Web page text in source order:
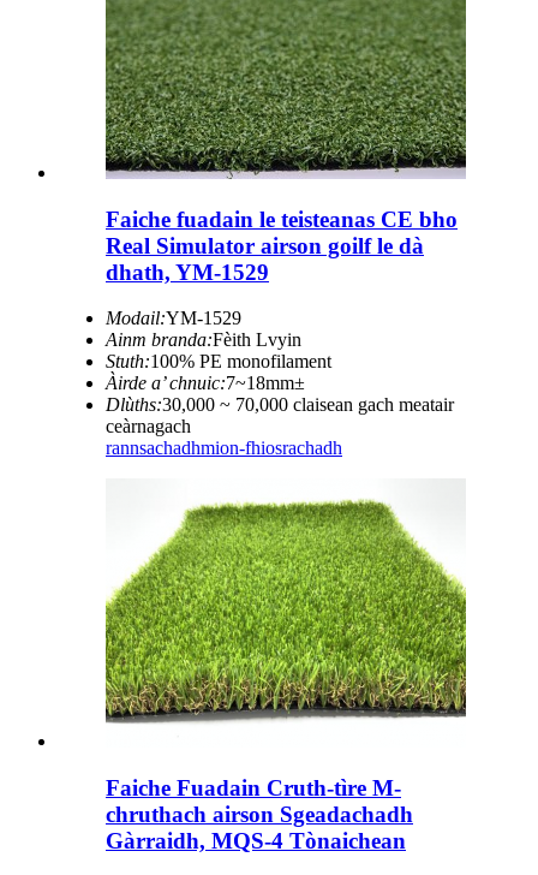
Faiche fuadain le teisteanas CE bho
Real Simulator airson goilf le dà
dhath, YM-1529
Modail:YM-1529
Ainm branda:Fèith Lvyin
Stuth:100% PE monofilament
Àirde a’ chnuic:7~18mm±
Dlùths:30,000 ~ 70,000 claisean gach meatair
ceàrnagach
rannsachadhmion-fhiosrachadh
Faiche Fuadain Cruth-tìre M-
chruthach airson Sgeadachadh
Gàrraidh, MQS-4 Tònaichean